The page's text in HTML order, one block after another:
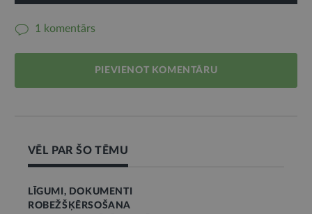
1 komentārs
PIEVIENOT KOMENTĀRU
VĒL PAR ŠO TĒMU
LĪGUMI, DOKUMENTI
ROBEŽŠĶĒRSOŠANA